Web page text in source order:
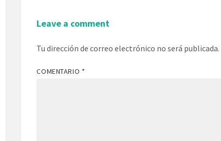
Leave a comment
Tu dirección de correo electrónico no será publicada.
COMENTARIO *